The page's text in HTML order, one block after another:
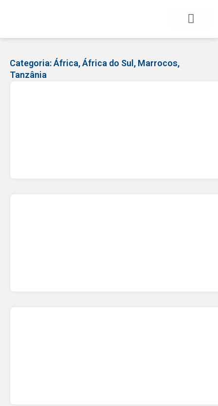
Categoria:África,África do Sul, Marrocos,
Tanzânia